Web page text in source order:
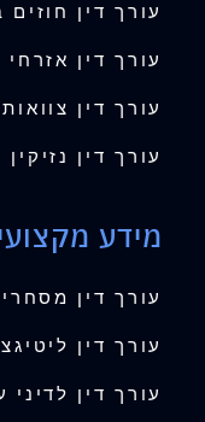
עורך דין חוזים
עורך דין
עורך דין
עורך דין
מידע
עורך דין מסחרי
עורך דין
עורך דין לדיני